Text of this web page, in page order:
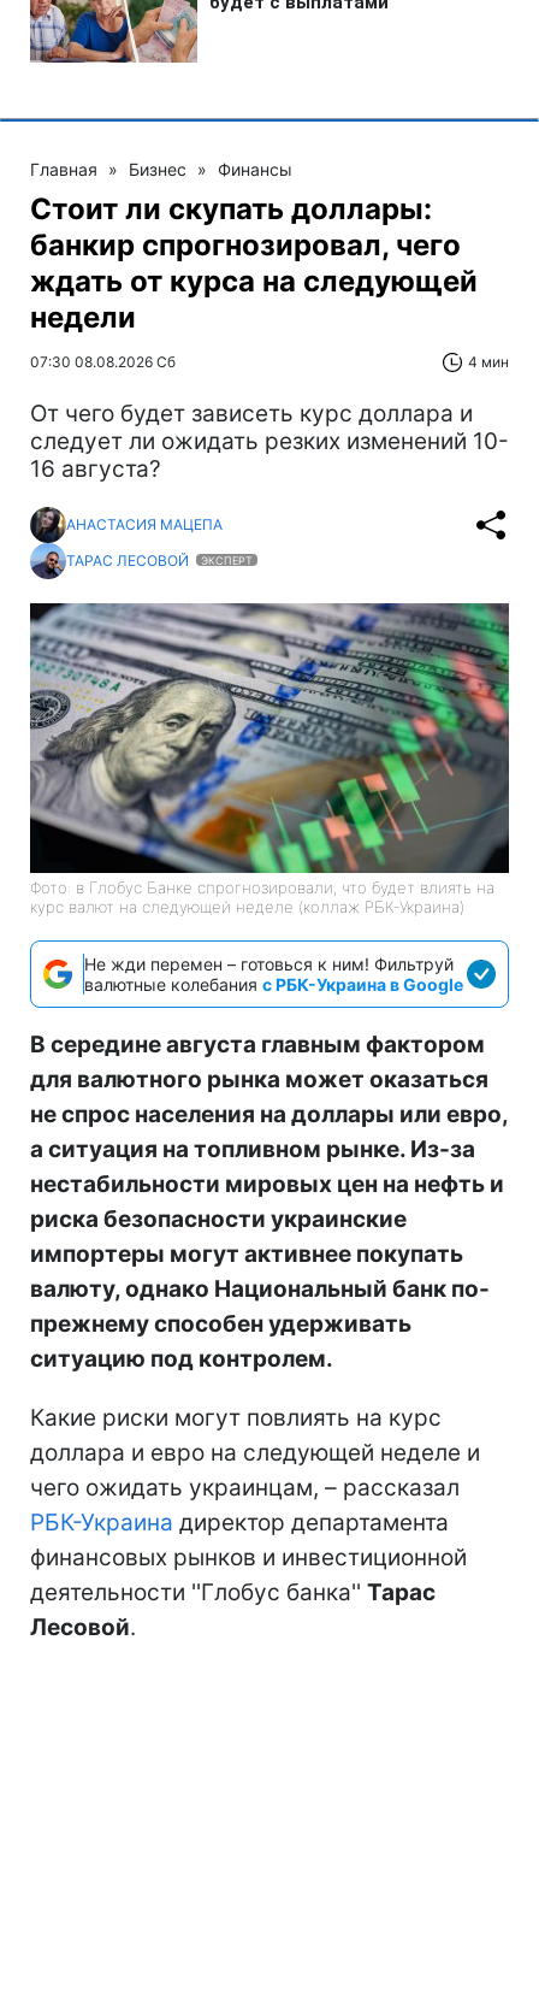
Главная » Бизнес » Финансы
Стоит ли скупать доллары:
банкир спрогнозировал, чего
ждать от курса на следующей
недели
07:30 08.08.2026 Сб 4 мин
От чего будет зависеть курс доллара и
следует ли ожидать резких изменений 10-
16 августа?
АНАСТАСИЯ МАЦЕПА
ТАРАС ЛЕСОВОЙ
ЭКСПЕРТ
Фото: в Глобус Банке спрогнозировали, что будет влиять на
курс валют на следующей неделе (коллаж РБК-Украина)
Не жди перемен – готовься к ним! Фильтруй
валютные колебания с РБК-Украина в Google
В середине августа главным фактором
для валютного рынка может оказаться
не спрос населения на доллары или евро,
а ситуация на топливном рынке. Из-за
нестабильности мировых цен на нефть и
риска безопасности украинские
импортеры могут активнее покупать
валюту, однако Национальный банк по-
прежнему способен удерживать
ситуацию под контролем.
Какие риски могут повлиять на курс
доллара и евро на следующей неделе и
чего ожидать украинцам, – рассказал
РБК-Украина директор департамента
финансовых рынков и инвестиционной
деятельности ''Глобус банка'' Тарас
Лесовой.